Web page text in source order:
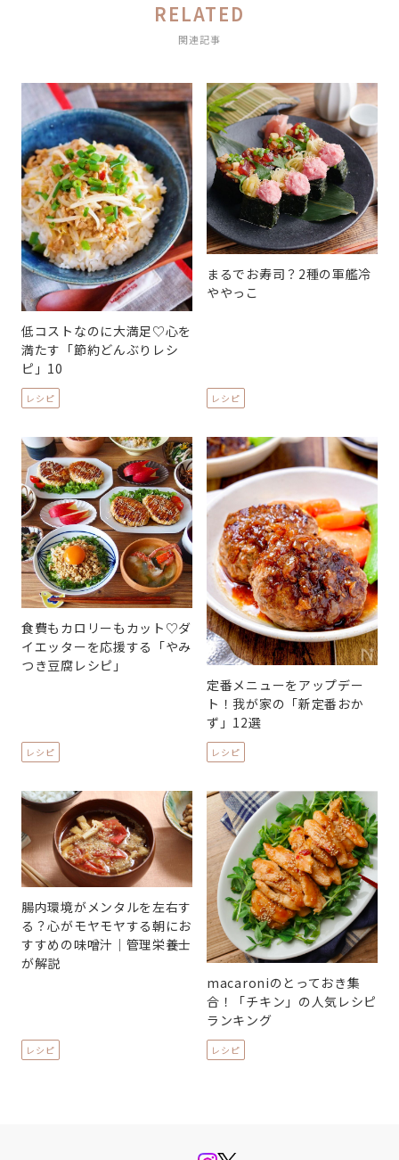
RELATED
関連記事
低コストなのに大満足♡心を
満たす「節約どんぶりレシ
ピ」10
レシピ
まるでお寿司？2種の軍艦冷
ややっこ
レシピ
食費もカロリーもカット♡ダ
イエッターを応援する「やみ
つき豆腐レシピ」
レシピ
定番メニューをアップデー
ト！我が家の「新定番おか
ず」12選
レシピ
腸内環境がメンタルを左右す
る？心がモヤモヤする朝にお
すすめの味噌汁｜管理栄養士
が解説
レシピ
macaroniのとっておき集
合！「チキン」の人気レシピ
ランキング
レシピ